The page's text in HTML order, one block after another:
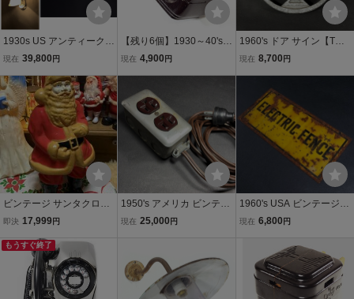
1930s US アンティーク
バスルームランプ/ビンテ
ーシック/カントリー/ドア
ノブ/磁器/鏡/収納/窓/gras/
バウハウス
現在 39,800 円
【残り6個】1930～40's
アメリカ製3口タップ/コ
ランプ/照明/gras/o.c.whit
e/延長コード
現在 4,900 円
1960's ドア サイン【T】
ビンテージ/アンティーク
ージ 玄関 店舗什器 チョッ
パー DIY
現在 8,700 円
ビンテージ サンタクロー
ス ランプ ライト クリスマ
クUSA 店舗什器 70sアメ
リカ① オーナメント コレ
クション整理
即決 17,999円
1950's アメリカ ビンテー
ジ 延長コード コンセント/
アル/ガレージ/ハーレー/チ
ョッパー
現在 25,000 円
1960's USA ビンテージ
電気柵 サイン/フェンス/
ク/古着/店舗什器/チョッパ
ー/ライト/照明/ガレージ/
棚/ハーレー
現在 6,800 円
もうすぐ終了